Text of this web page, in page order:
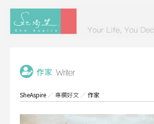
SheAspire ／專欄好文 ／作家